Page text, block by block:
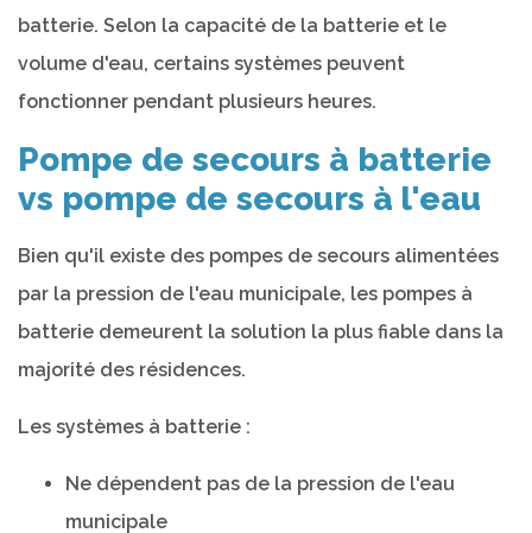
batterie. Selon la capacité de la batterie et le
volume d'eau, certains systèmes peuvent
fonctionner pendant plusieurs heures.
Pompe de secours à batterie
vs pompe de secours à l'eau
Bien qu'il existe des pompes de secours alimentées
par la pression de l'eau municipale, les pompes à
batterie demeurent la solution la plus fiable dans la
majorité des résidences.
Les systèmes à batterie :
Ne dépendent pas de la pression de l'eau
municipale